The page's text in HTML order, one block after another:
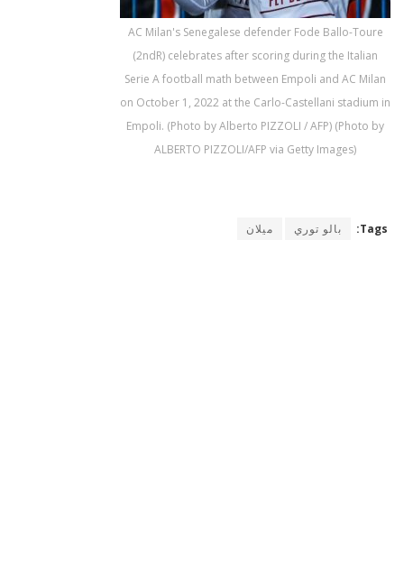
AC Milan's Senegalese defender Fode Ballo-Toure
(2ndR) celebrates after scoring during the Italian
Serie A football math between Empoli and AC Milan
on October 1, 2022 at the Carlo-Castellani stadium in
Empoli. (Photo by Alberto PIZZOLI / AFP) (Photo by
ALBERTO PIZZOLI/AFP via Getty Images)
Tags: بالو توري ميلان